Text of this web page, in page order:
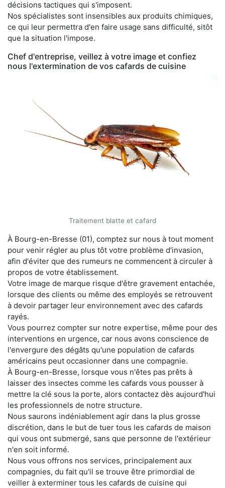
décisions tactiques qui s'imposent.
Nos spécialistes sont insensibles aux produits chimiques,
ce qui leur permettra d'en faire usage sans difficulté, sitôt
que la situation l'impose.
Chef d'entreprise, veillez à votre image et confiez
nous l'extermination de vos cafards de cuisine
Traitement blatte et cafard
À Bourg-en-Bresse (01), comptez sur nous à tout moment
pour venir régler au plus tôt votre problème d'invasion,
afin d'éviter que des rumeurs ne commencent à circuler à
propos de votre établissement.
Votre image de marque risque d'être gravement entachée,
lorsque des clients ou même des employés se retrouvent
à devoir partager leur environnement avec des cafards
rayés.
Vous pourrez compter sur notre expertise, même pour des
interventions en urgence, car nous avons conscience de
l'envergure des dégâts qu'une population de cafards
américains peut occasionner dans une compagnie.
À Bourg-en-Bresse, lorsque vous n'êtes pas prêts à
laisser des insectes comme les cafards vous pousser à
mettre la clé sous la porte, alors contactez dès aujourd'hui
les professionnels de notre structure.
Nous saurons indéniablement agir dans la plus grosse
discrétion, dans le but de tuer tous les cafards de maison
qui vous ont submergé, sans que personne de l'extérieur
n'en soit informé.
Nous vous offrons nos services, principalement aux
compagnies, du fait qu'il se trouve être primordial de
veiller à exterminer tous les cafards de cuisine qui